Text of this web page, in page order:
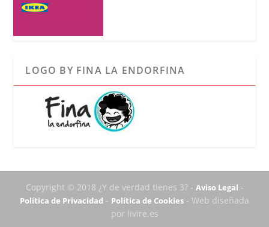
LOGO BY FINA LA ENDORFINA
Copyright © 2018 ¿Y de verdad tienes 3? - Aviso Legal -
Política de Privacidad - Política de Cookies - Web diseñada
por livire.es